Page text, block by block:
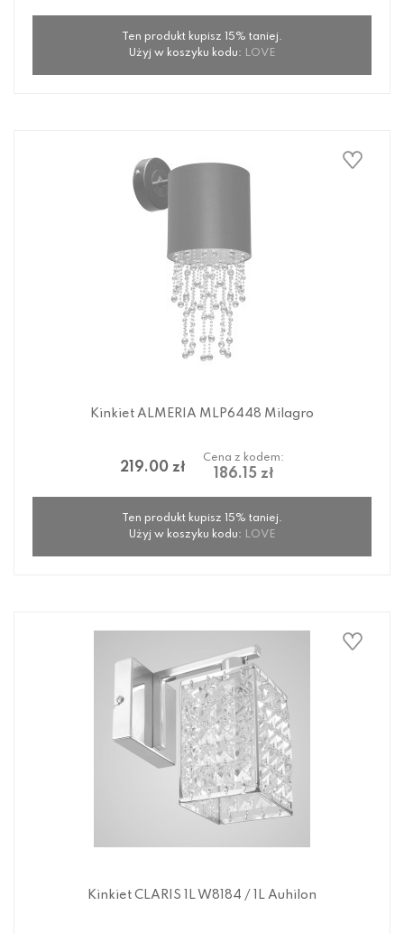
Ten produkt kupisz 15% taniej.
Użyj w koszyku kodu: LOVE
Kinkiet ALMERIA MLP6448 Milagro
219.00 zł
Cena z kodem:
186.15 zł
Ten produkt kupisz 15% taniej.
Użyj w koszyku kodu: LOVE
Kinkiet CLARIS 1L W8184 / 1L Auhilon